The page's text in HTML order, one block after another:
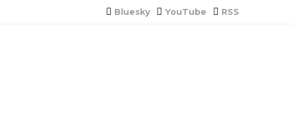
Bluesky YouTube RSS